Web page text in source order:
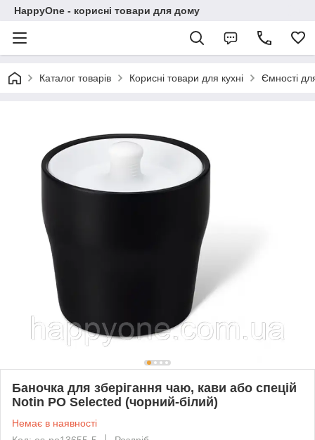
HappyOne - корисні товари для дому
Каталог товарів Корисні товари для кухні Ємності
Баночка для зберігання чаю, кави або спецій
Notin PO Selected (чорний-білий)
Немає в наявності